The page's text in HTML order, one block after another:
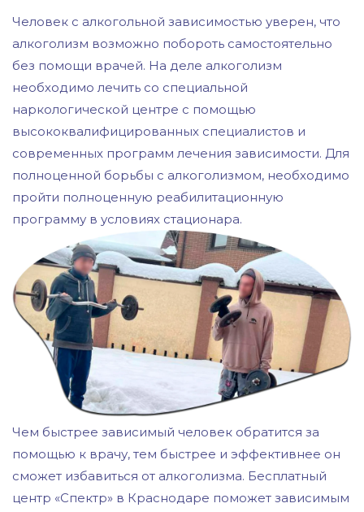
Человек с алкогольной зависимостью уверен, что
алкоголизм возможно побороть самостоятельно
без помощи врачей. На деле алкоголизм
необходимо лечить со специальной
наркологической центре с помощью
высококвалифицированных специалистов и
современных программ лечения зависимости. Для
полноценной борьбы с алкоголизмом, необходимо
пройти полноценную реабилитационную
программу в условиях стационара.
Чем быстрее зависимый человек обратится за
помощью к врачу, тем быстрее и эффективнее он
сможет избавиться от алкоголизма. Бесплатный
центр «Спектр» в Краснодаре поможет зависимым